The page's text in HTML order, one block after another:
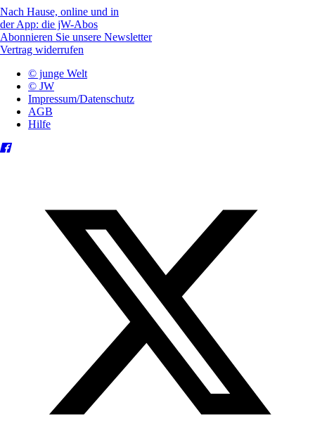
Nach Hause, online und in
der App: die jW-Abos
Abonnieren Sie unsere Newsletter
Vertrag widerrufen
© junge Welt
© JW
Impressum/Datenschutz
AGB
Hilfe